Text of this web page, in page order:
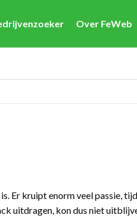
Over FeWeb
Er kruipt enorm veel passie,
uitdragen, kon dus niet